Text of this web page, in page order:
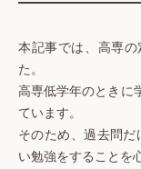
本記事では、高専
た。
高専低学年のときに
ています。
そのため、過去問
い勉強をすることを